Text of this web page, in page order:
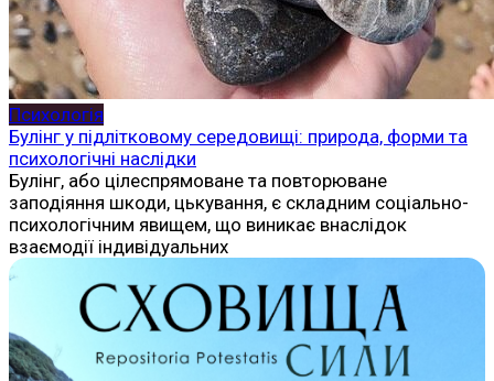
Психологія
Булінг у підлітковому середовищі: природа, форми та
психологічні наслідки
Булінг, або цілеспрямоване та повторюване
заподіяння шкоди, цькування, є складним соціально-
психологічним явищем, що виникає внаслідок
взаємодії індивідуальних